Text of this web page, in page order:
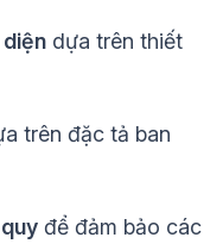
dựa trên thiết
trên đặc tả ban
để đảm bảo các